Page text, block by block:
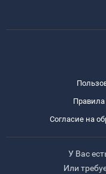
Правила
Согласие на
У Вас
Или